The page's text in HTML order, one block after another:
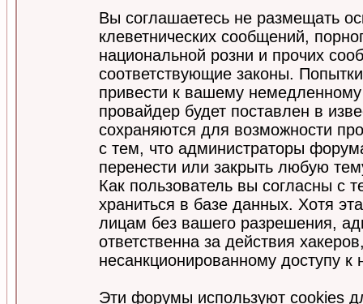
Вы соглашаетесь не размещать
клеветнических сообщений,
национальной розни и прочих
соответствующие законы.
привести к вашему
провайдер будет поставлен в
сохраняются для возможности
с тем, что администраторы
перенести или закрыть любую
Как пользователь вы согласны с
храниться в базе данных. Хотя
лицам без вашего разрешения,
ответственна за действия
несанкционированному доступу к
Эти форумы используют cookies